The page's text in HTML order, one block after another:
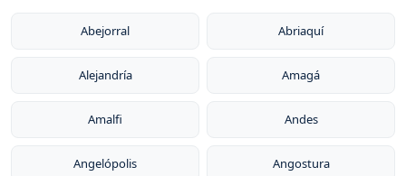
Abejorral Abriaquí
Alejandría Amagá
Amalfi Andes
Angelópolis Angostura